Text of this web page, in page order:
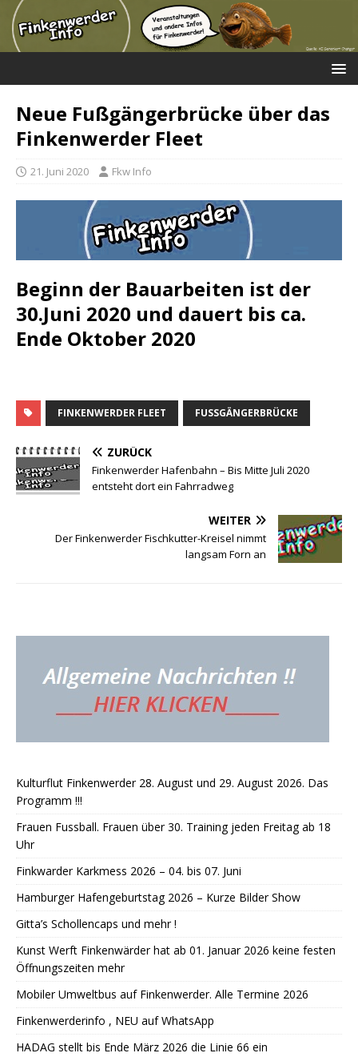
Neue Fußgängerbrücke über das
Finkenwerder Fleet
21. Juni 2020 Fkw Info
Beginn der Bauarbeiten ist der
30.Juni 2020 und dauert bis ca.
Ende Oktober 2020
FINKENWERDER FLEET FUSSGÄNGERBRÜCKE
ZURÜCK
Finkenwerder Hafenbahn – Bis Mitte Juli 2020
entsteht dort ein Fahrradweg
WEITER
Der Finkenwerder Fischkutter-Kreisel nimmt
langsam Forn an
Kulturflut Finkenwerder 28. August und 29. August 2026. Das
Programm !!!
Frauen Fussball. Frauen über 30. Training jeden Freitag ab 18
Uhr
Finkwarder Karkmess 2026 – 04. bis 07. Juni
Hamburger Hafengeburtstag 2026 – Kurze Bilder Show
Gitta’s Schollencaps und mehr !
Kunst Werft Finkenwärder hat ab 01. Januar 2026 keine festen
Öffnungszeiten mehr
Mobiler Umweltbus auf Finkenwerder. Alle Termine 2026
Finkenwerderinfo , NEU auf WhatsApp
HADAG stellt bis Ende März 2026 die Linie 66 ein